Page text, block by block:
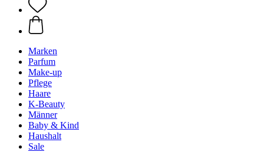
Marken
Parfum
Make-up
Pflege
Haare
K-Beauty
Männer
Baby & Kind
Haushalt
Sale